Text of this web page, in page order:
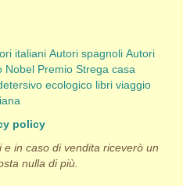
italiani Autori spagnoli Autori
Nobel Premio Strega casa
ecologico libri viaggio
policy
in caso di vendita riceverò un
nulla di più.